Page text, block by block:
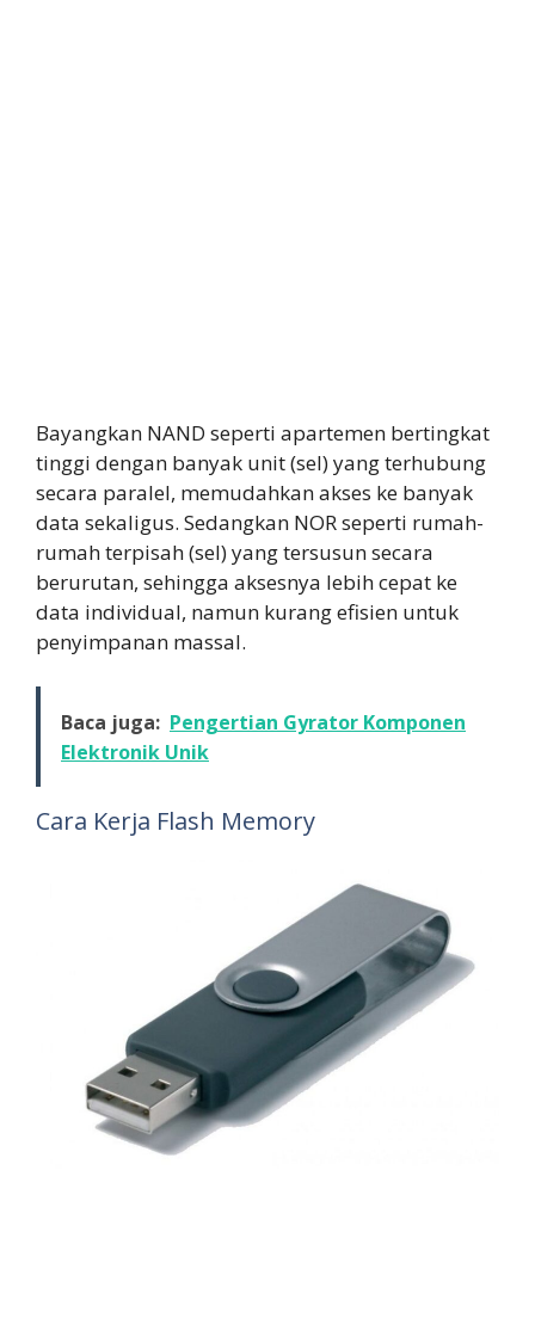
Bayangkan NAND seperti apartemen bertingkat
tinggi dengan banyak unit (sel) yang terhubung
secara paralel, memudahkan akses ke banyak
data sekaligus. Sedangkan NOR seperti rumah-
rumah terpisah (sel) yang tersusun secara
berurutan, sehingga aksesnya lebih cepat ke
data individual, namun kurang efisien untuk
penyimpanan massal.
Baca juga: Pengertian Gyrator Komponen
Elektronik Unik
Cara Kerja Flash Memory